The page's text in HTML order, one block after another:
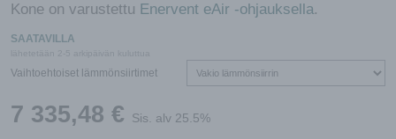
Kone on varustettu Enervent eAir -ohjauksella.
SAATAVILLA
lähetetään 2-5 arkipäivän kuluttua
Vaihtoehtoiset lämmönsiirtimet
7 335,48 € Sis. alv 25.5%